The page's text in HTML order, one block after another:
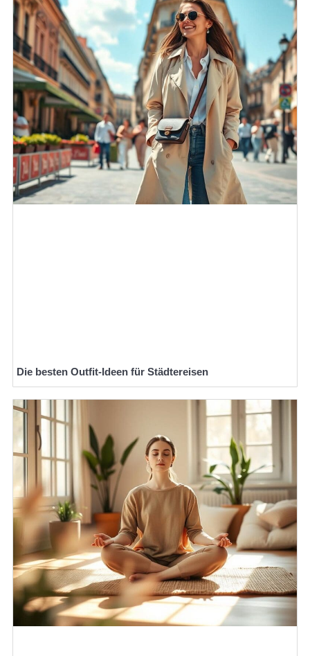
Die besten Outfit-Ideen für Städtereisen